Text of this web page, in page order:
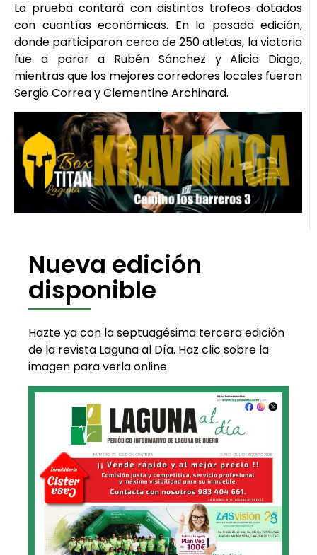
La prueba contará con distintos trofeos dotados
con cuantías económicas. En la pasada edición,
donde participaron cerca de 250 atletas, la victoria
fue a parar a Rubén Sánchez y Alicia Diago,
mientras que los mejores corredores locales fueron
Sergio Correa y Clementine Archinard.
Nueva edición
disponible
Hazte ya con la septuagésima tercera edición
de la revista Laguna al Día. Haz clic sobre la
imagen para verla online.